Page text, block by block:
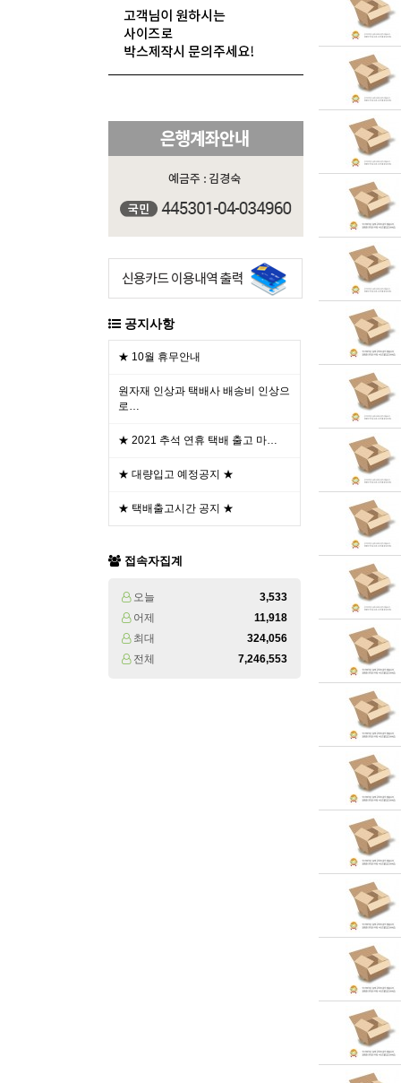
공지사항
★ 10월 휴무안내
원자재 인상과 택배사 배송비 인상으
로…
★ 2021 추석 연휴 택배 출고 마…
★ 대량입고 예정공지 ★
★ 택배출고시간 공지 ★
접속자집계
오늘
3,533
어제
11,918
최대
324,056
전체
7,246,553